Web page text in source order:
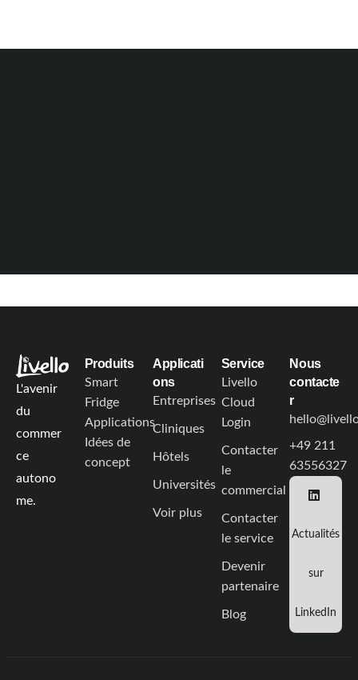
L'avenir
du
commer
ce
autono
me.
Produits
Smart
Fridge
Applications
Idées de
concept
Applicati
ons
Entreprises
Cliniques
Hôtels
Universités
Voir plus
Service
Livello
Cloud
Login
Contacter
le
commercial
Contacter
le service
Devenir
partenaire
Blog
Nous
contacte
r
+49 211
63556327
Actualités
sur
LinkedIn